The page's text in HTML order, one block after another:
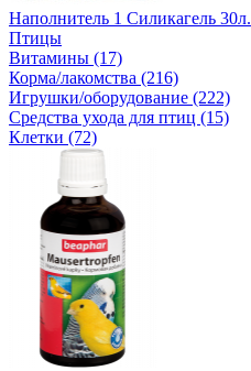
Наполнитель 1 Силикагель 30л.
Птицы
Витамины (17)
Корма/лакомства (216)
Игрушки/оборудование (222)
Средства ухода для птиц (15)
Клетки (72)